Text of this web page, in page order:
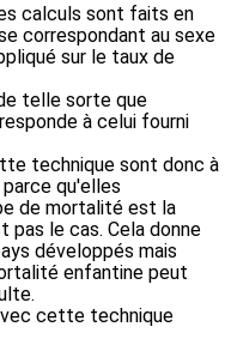
calculs sont faits en
correspondant au sexe
sur le taux de
telle sorte que
à celui fourni
technique sont donc à
qu'elles
de mortalité est la
pas le cas. Cela donne
développés mais
enfantine peut
cette technique